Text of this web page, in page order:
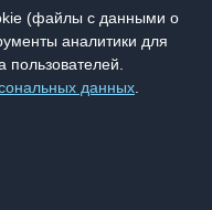
(файлы с данными о
аналитики для
пользователей.
данных